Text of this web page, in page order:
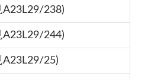
A23L29/238)
A23L29/244)
A23L29/25)